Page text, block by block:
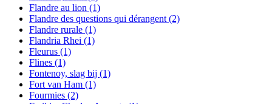
Flandre au lion (1)
Flandre des questions qui dérangent (2)
Flandre rurale (1)
Flandria Rhei (1)
Fleurus (1)
Flines (1)
Fontenoy, slag bij (1)
Fort van Ham (1)
Fourmies (2)